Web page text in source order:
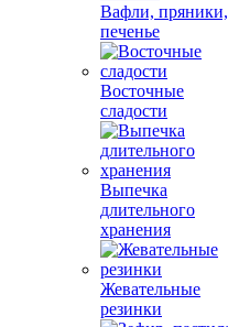
Вафли, пряники,
печенье
Восточные
сладости
Выпечка
длительного
хранения
Жевательные
резинки